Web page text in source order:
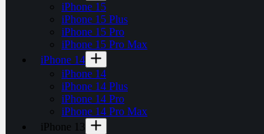
iPhone 15
iPhone 15 Plus
iPhone 15 Pro
iPhone 15 Pro Max
iPhone 14
iPhone 14
iPhone 14 Plus
iPhone 14 Pro
iPhone 14 Pro Max
iPhone 13